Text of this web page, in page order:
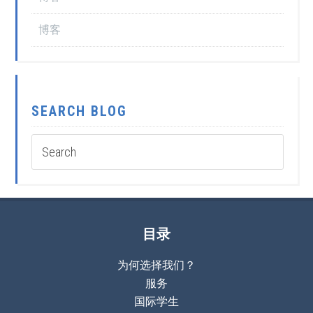
博客
SEARCH BLOG
目录
为何选择我们？
服务
国际学生